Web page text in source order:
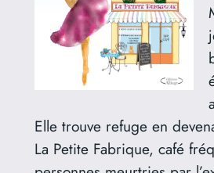
Elle trouve refuge en
La Petite Fabrique, café